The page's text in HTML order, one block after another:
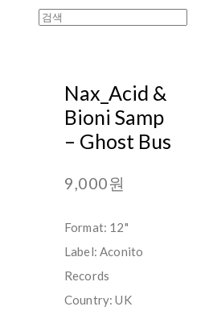
Nax_Acid &
Bioni Samp
‎– Ghost Bus
9,000원
Format: 12"
Label: Aconito
Records
Country: UK